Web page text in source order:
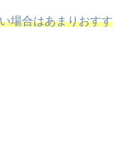
場合はあまりおすす